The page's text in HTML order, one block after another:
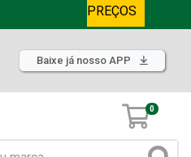
PREÇOS
Baixe já nosso APP
0